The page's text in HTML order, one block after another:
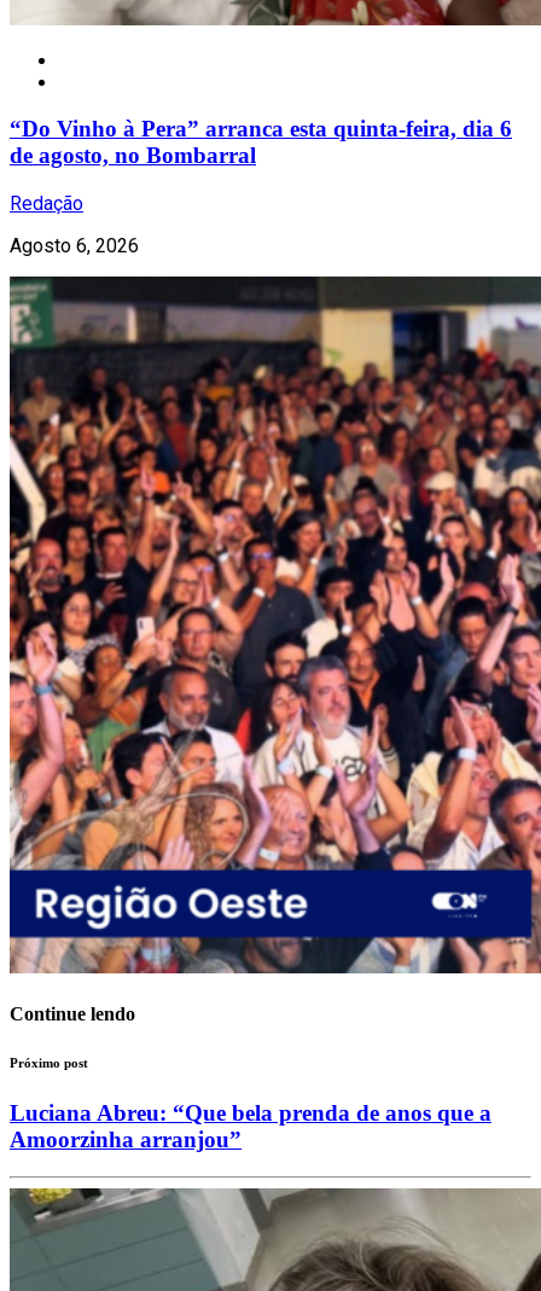
“Do Vinho à Pera” arranca esta quinta-feira, dia 6
de agosto, no Bombarral
Redação
Agosto 6, 2026
Continue lendo
Próximo post
Luciana Abreu: “Que bela prenda de anos que a
Amoorzinha arranjou”